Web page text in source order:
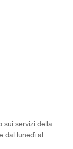
sui servizi della
dal lunedì al